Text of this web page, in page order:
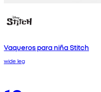
Vaqueros para niña Stitch
wide leg